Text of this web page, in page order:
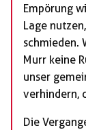
Empörung
Lage
schmieden.
Murr keine
unser
verhindern,
Die